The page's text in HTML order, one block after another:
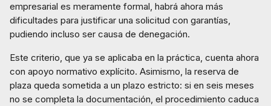
empresarial es meramente formal, habrá ahora más
dificultades para justificar una solicitud con garantías,
pudiendo incluso ser causa de denegación.
Este criterio, que ya se aplicaba en la práctica, cuenta ahora
con apoyo normativo explícito. Asimismo, la reserva de
plaza queda sometida a un plazo estricto: si en seis meses
no se completa la documentación, el procedimiento caduca